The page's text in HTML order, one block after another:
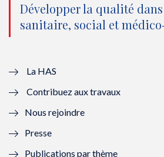
o
u
l
l
n
o
e
o
u
Développer la qualité
sanitaire, social et
La HAS
Contribuez aux travaux
Nous rejoindre
Presse
Publications par thème